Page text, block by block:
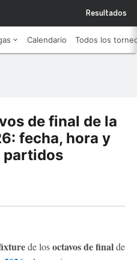
Resultados
Calendario Todos los
de final de la
fecha, hora y
partidos
de losoctavos de finalde